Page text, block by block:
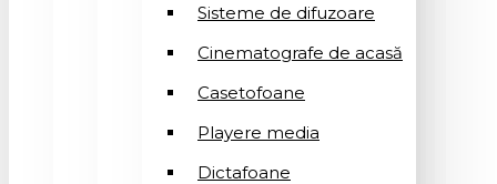
Sisteme de difuzoare
Cinematografe de acasă
Casetofoane
Playere media
Dictafoane